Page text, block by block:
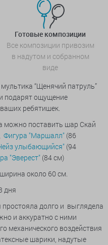
Готовые композиции
Все композиции привозим
в надутом и собранном
виде
“Щенячий патруль”
подарят ощущение
ребятишек.
можно поставить шар Скай
Фигура "Маршалл" (86
улыбающийся" (94
"Эверест" (84 см)
около 60 см.
дня
долго и выглядела
и аккуратно с ними
механического воздействия
шарики, надутые